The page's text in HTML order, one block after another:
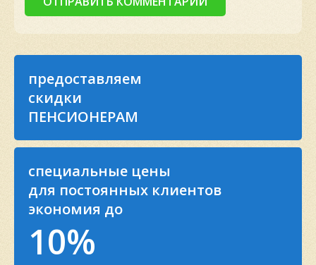
предоставляем
скидки
ПЕНСИОНЕРАМ
специальные цены
для постоянных клиентов
экономия до
10%